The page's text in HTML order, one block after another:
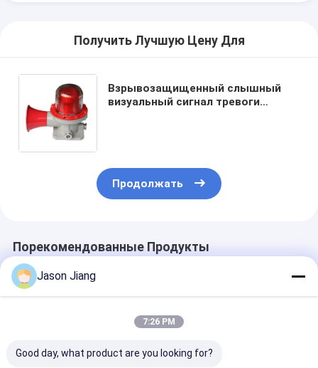
Получить Лучшую Цену Для
Взрывозащищенный слышный
визуальный сигнал тревоги
Продолжать
Порекомендованные Продукты
Jason Jiang
7:26 PM
Good day, what product are you looking for?